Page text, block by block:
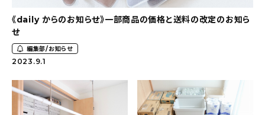
コラム
インテリア
キッチン
収納/掃除
《daily からのお知らせ》一部商品の価格と送料の改定のお知ら
せ
編集部/お知らせ
2023.9.1